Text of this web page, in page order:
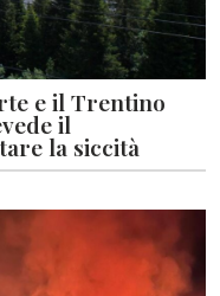
e il Trentino
il
la siccità